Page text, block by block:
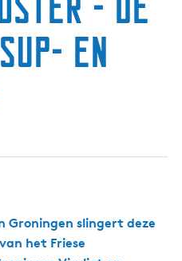
en
Groningen slingert deze
het Friese